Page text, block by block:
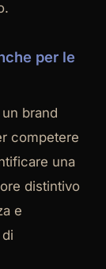
per le
brand
competere
una
distintivo
e